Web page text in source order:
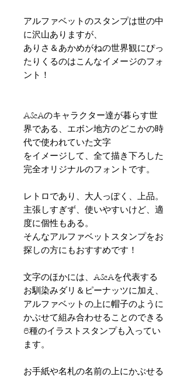
アルファベットのスタンプは世の中
に沢山ありますが、
ありさ＆あかめがねの世界観にぴっ
たりくるのはこんなイメージのフォ
ント！
A&Aのキャラクター達が暮らす世
界である、エボン地方のどこかの時
代で使われていた文字
をイメージして、 全て描き下ろした
完全オリジナルのフォントです。
レトロであり、大人っぽく、上品。
主張しすぎず、使いやすいけど、適
度に個性もある。
そんなアルファベットスタンプをお
探しの方にもおすすめです！
文字のほかには、A&Aを代表する
お馴染みダリ＆ピーナッツに加え、
アルファベットの上に帽子のように
かぶせて組み合わせることのできる
6種のイラストスタンプも入ってい
ます。
お手紙や名札の名前の上にかぶせる